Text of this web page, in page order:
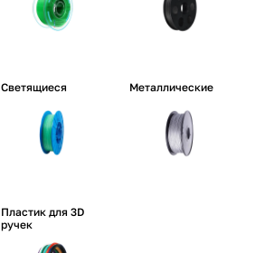
Светящиеся Металлические
Пластик для 3D
ручек